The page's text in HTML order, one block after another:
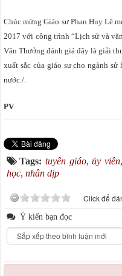
Chúc mừng Giáo sư Phan Huy Lê
2017 với công trình “Lịch sử và
Văn Thưởng đánh giá đây là giải
xuất sắc của giáo sư cho ngành
nước./.
PV
Tags: tuyên giáo,ủy viên
học, nhân dịp
Click để
Ý kiến bạn đọc